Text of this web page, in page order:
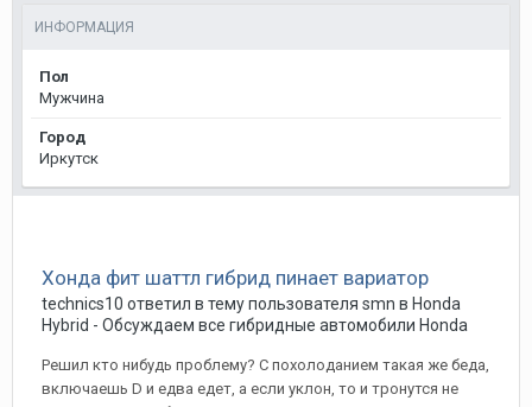
ИНФОРМАЦИЯ
Пол
Мужчина
Город
Иркутск
Хонда фит шаттл гибрид пинает вариатор
technics10 ответил в тему пользователя smn в Honda
Hybrid - Обсуждаем все гибридные автомобили Honda
Решил кто нибудь проблему? С похолоданием такая же беда,
включаешь D и едва едет, а если уклон, то и тронутся не